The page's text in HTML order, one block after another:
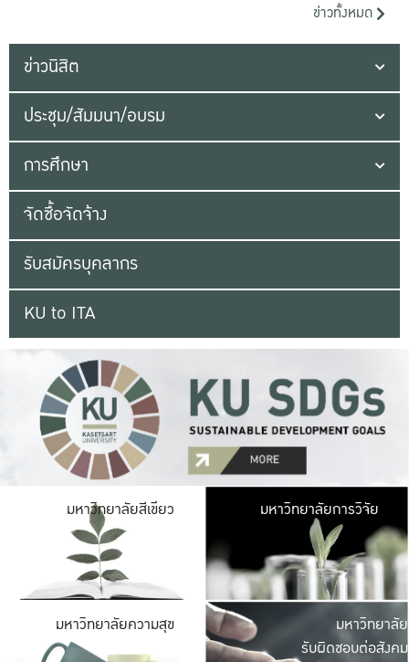
ข่าวทั้งหมด
ข่าวนิสิต
ประชุม/สัมมนา/อบรม
การศึกษา
จัดซื้อจัดจ้าง
รับสมัครบุคลากร
KU to ITA
มหาวิทยาลัยสีเขียว มหาวิ
มีพื้นที่เขียวสดใส
เป็นป่าในเมือง เกษต
มหาวิทยาลัยการวิจัย
มหาวิทยาลัยความสุข มหาวิ
ค
เปิดประ
มหาวิทยาลัย
รับผิดชอบต่อสังคม